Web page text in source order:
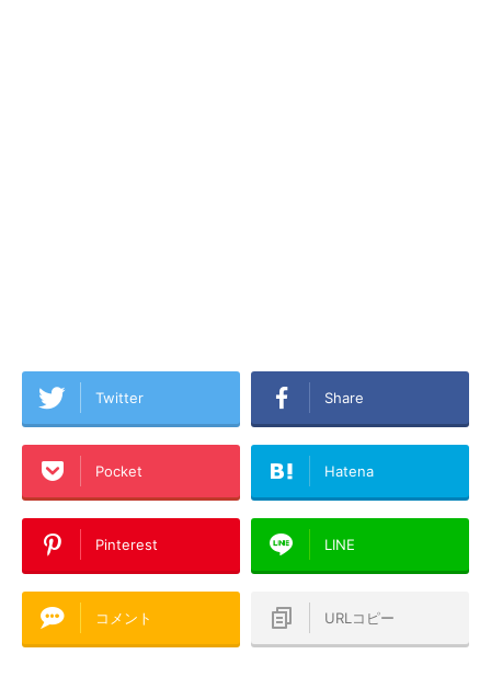
Twitter Share
Pocket Hatena
Pinterest LINE
コメント URLコピー